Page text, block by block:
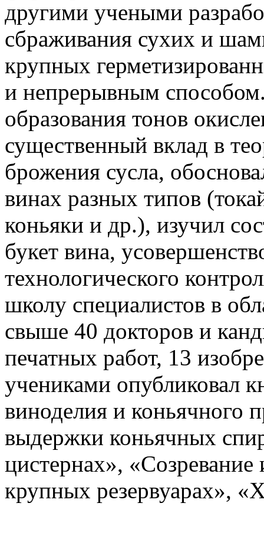
другими учеными
сбраживания сухих и
крупных
и непрерывным
образования тонов
существенный вклад в
брожения сусла,
винах разных типов
коньяки и др.), изучил
букет вина,
технологического
школу специалистов в
свыше 40 докторов и
печатных работ, 13
учениками опубликовал
виноделия и коньячного
выдержки коньячных
цистернах»,
крупных резервуарах»,